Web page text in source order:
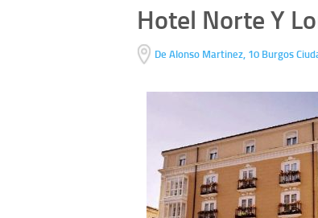
Hotel Norte Y
De Alonso Martinez, 10 Burgos